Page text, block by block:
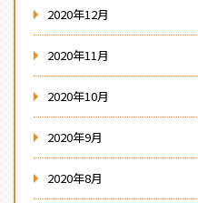
2020年12月
2020年11月
2020年10月
2020年9月
2020年8月